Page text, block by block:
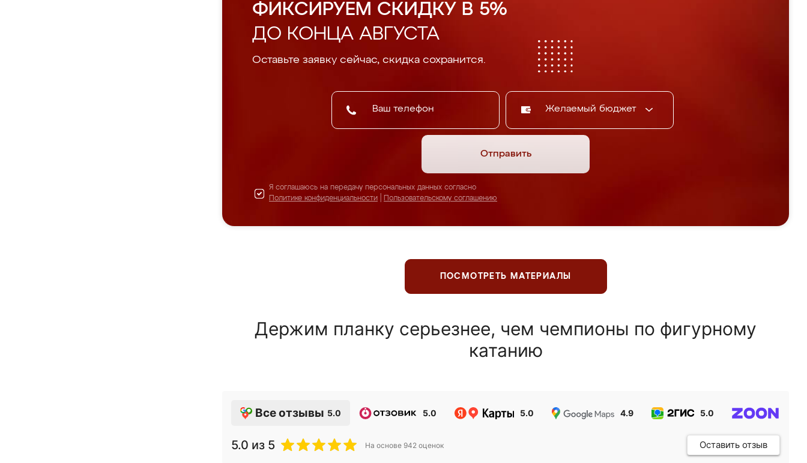
ФИКСИРУЕМ СКИДКУ В 5%
ДО КОНЦА АВГУСТА
Оставьте заявку сейчас, скидка сохранится.
Желаемый бюджет
Отправить
Я соглашаюсь на передачу персональных данных согласно
Политике конфиденциальности
Пользовательскому соглашению
ПОСМОТРЕТЬ МАТЕРИАЛЫ
Держим планку серьезнее, чем чемпионы по фигурному
катанию
Все отзывы 5.0 5.0 5.0 4.9 5.0
5.0 из 5 На основе 942 оценок Оставить отзыв